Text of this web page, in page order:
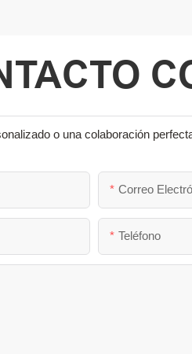
o una colaboración
Correo
Teléfono